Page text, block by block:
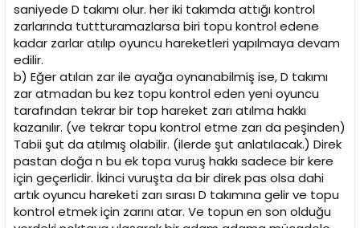
saniyede D takımı olur. her iki takımda attığı kontrol
zarlarında tuttturamazlarsa biri topu kontrol edene
kadar zarlar atılıp oyuncu hareketleri yapılmaya devam
edilir.
b) Eğer atılan zar ile ayağa oynanabilmiş ise, D takımı
zar atmadan bu kez topu kontrol eden yeni oyuncu
tarafından tekrar bir top hareket zarı atılma hakkı
kazanılır. (ve tekrar topu kontrol etme zarı da peşinden)
Tabii şut da atılmış olabilir. (ilerde şut anlatılacak.) Direk
pastan doğa n bu ek topa vuruş hakkı sadece bir kere
için geçerlidir. İkinci vuruşta da bir direk pas olsa dahi
artık oyuncu hareketi zarı sırası D takımına gelir ve topu
kontrol etmek için zarını atar. Ve topun en son olduğu